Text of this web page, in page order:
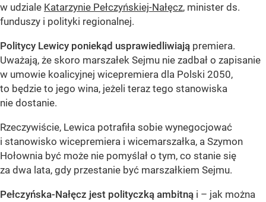
w udziale Katarzynie Pełczyńskiej-Nałęcz, minister ds.
funduszy i polityki regionalnej.
Politycy Lewicy poniekąd usprawiedliwiają premiera.
Uważają, że skoro marszałek Sejmu nie zadbał o zapisanie
w umowie koalicyjnej wicepremiera dla Polski 2050,
to będzie to jego wina, jeżeli teraz tego stanowiska
nie dostanie.
Rzeczywiście, Lewica potrafiła sobie wynegocjować
i stanowisko wicepremiera i wicemarszałka, a Szymon
Hołownia być może nie pomyślał o tym, co stanie się
za dwa lata, gdy przestanie być marszałkiem Sejmu.
Pełczyńska-Nałęcz jest polityczką ambitną i – jak można